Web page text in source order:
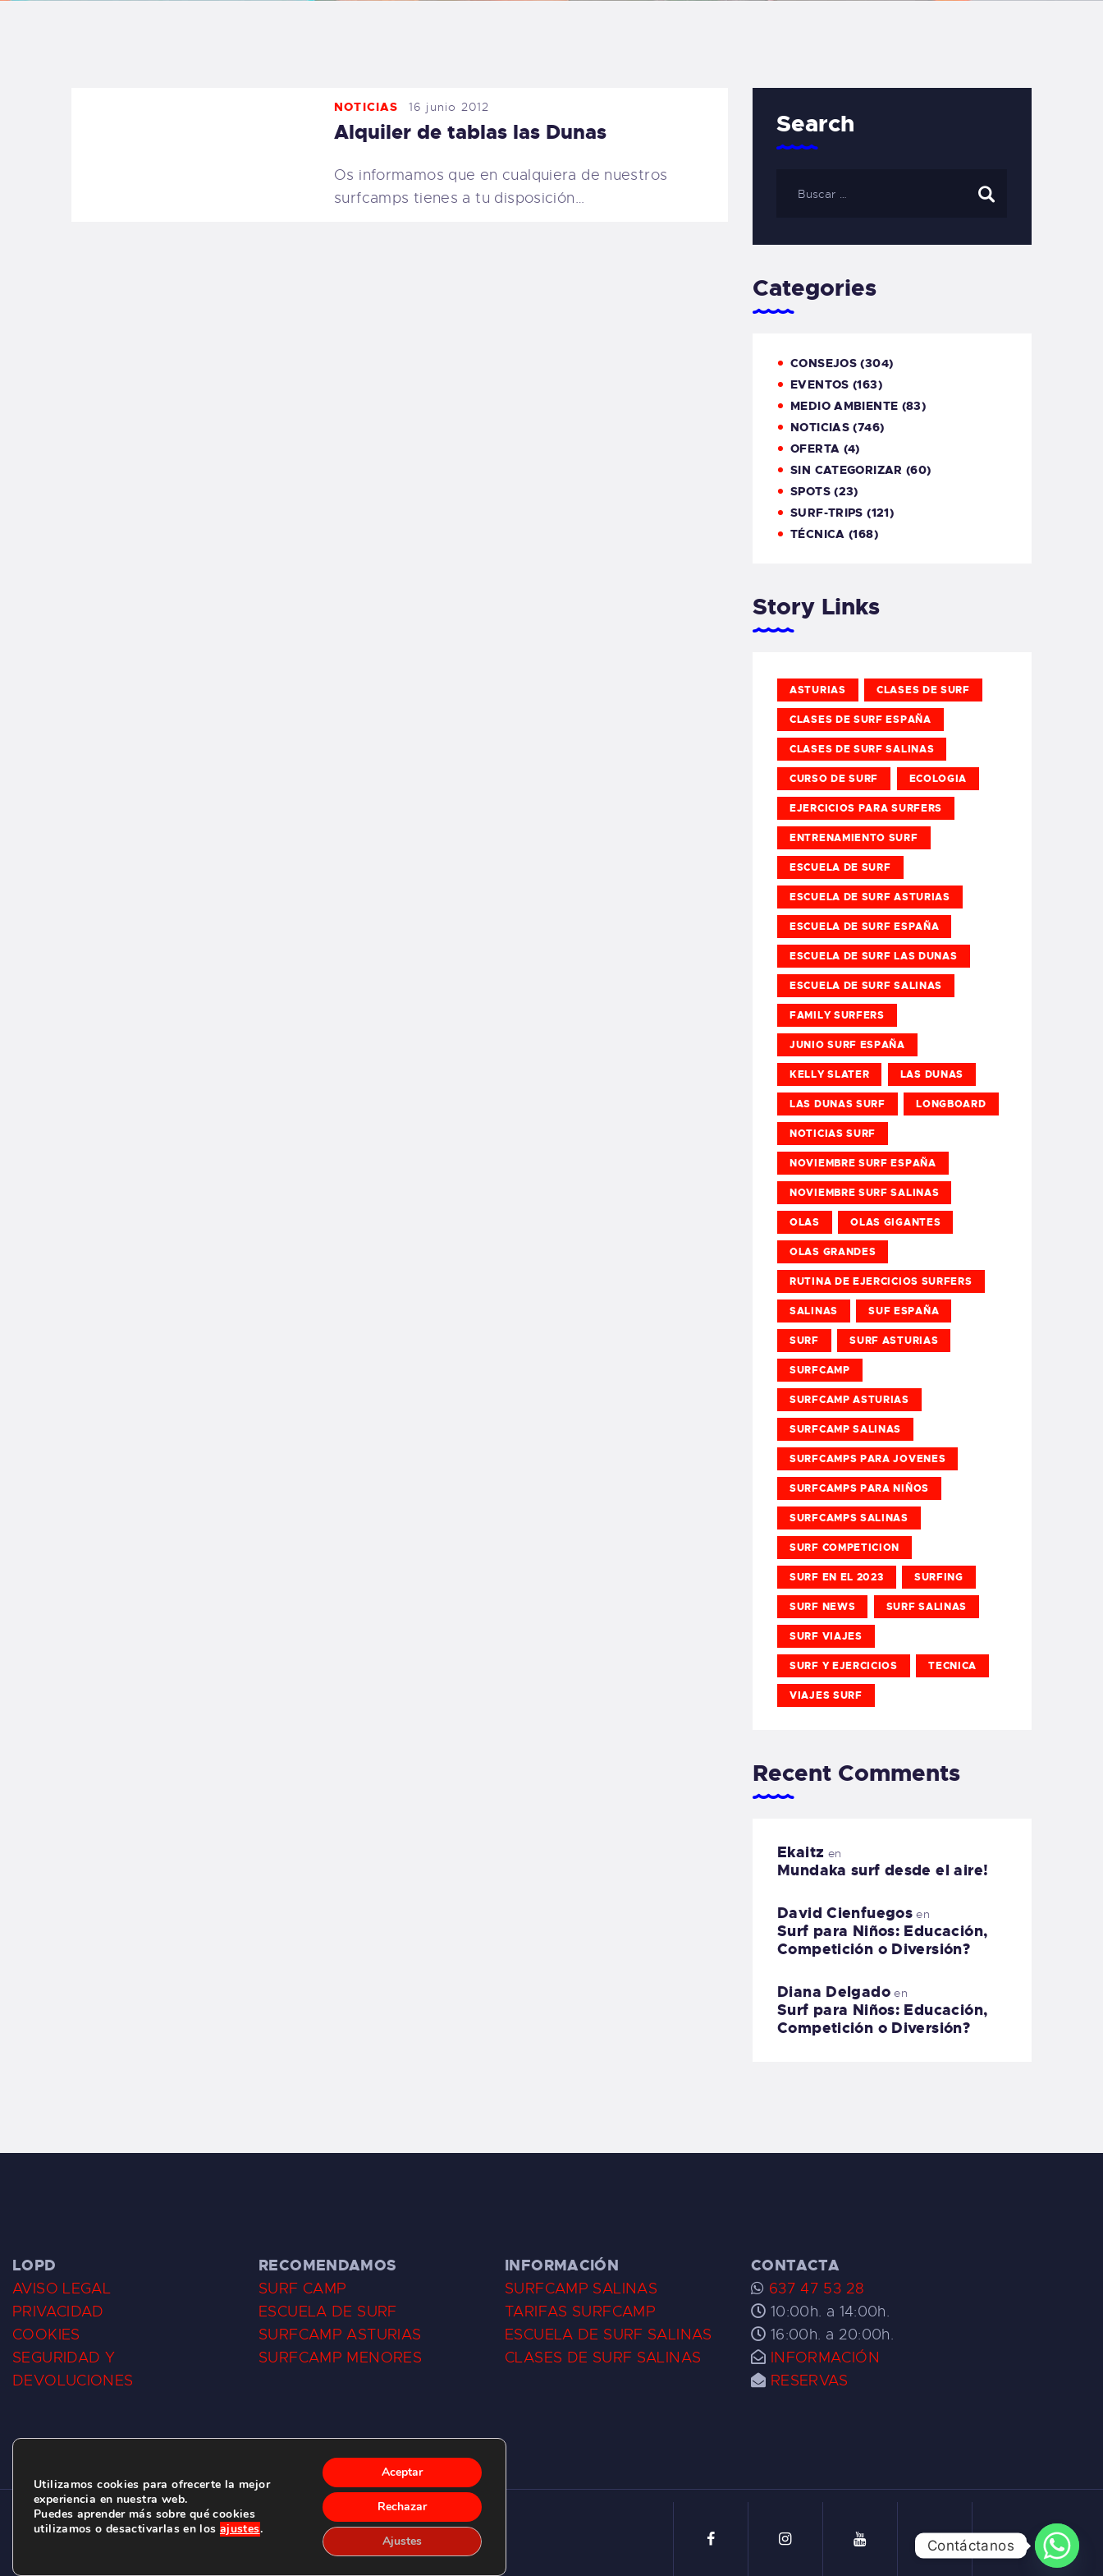
CONTACTO
CARRITO
TIENDA FAMILY
NOTICIAS 16 junio 2012
Alquiler de tablas las Dunas
Os informamos que en cualquiera de nuestros
surfcamps tienes a tu disposición…
Search
Categories
CONSEJOS (304)
EVENTOS (163)
MEDIO AMBIENTE (83)
NOTICIAS (746)
OFERTA (4)
SIN CATEGORIZAR (60)
SPOTS(23)
SURF-TRIPS (121)
TÉCNICA (168)
Story Links
ASTURIAS CLASES DE SURF
CLASES DE SURF ESPAÑA
CLASES DE SURF SALINAS
CURSO DE SURF ECOLOGIA
EJERCICIOS PARA SURFERS
ENTRENAMIENTO SURF
ESCUELA DE SURF
ESCUELA DE SURF ASTURIAS
ESCUELA DE SURF ESPAÑA
ESCUELA DE SURF LAS DUNAS
ESCUELA DE SURF SALINAS
FAMILY SURFERS
JUNIO SURF ESPAÑA
KELLY SLATER LAS DUNAS
LAS DUNAS SURF LONGBOARD
NOTICIAS SURF
NOVIEMBRE SURF ESPAÑA
NOVIEMBRE SURF SALINAS
OLAS OLAS GIGANTES
OLAS GRANDES
RUTINA DE EJERCICIOS SURFERS
SALINAS SUF ESPAÑA
SURF SURF ASTURIAS
SURFCAMP
SURFCAMP ASTURIAS
SURFCAMP SALINAS
SURFCAMPS PARA JOVENES
SURFCAMPS PARA NIÑOS
SURFCAMPS SALINAS
SURF COMPETICION
SURF EN EL 2023 SURFING
SURF NEWS SURF SALINAS
SURF VIAJES
SURF Y EJERCICIOS TECNICA
VIAJES SURF
Recent Comments
Ekaitz en
Mundaka surf desde el aire!
David Cienfuegos en
Surf para Niños: Educación,
Competición o Diversión?
Diana Delgadoen
Surf para Niños: Educación,
Competición o Diversión?
LOPD
AVISO LEGAL
PRIVACIDAD
COOKIES
SEGURIDAD Y
DEVOLUCIONES
RECOMENDAMOS
SURF CAMP
ESCUELA DE SURF
SURFCAMP ASTURIAS
SURFCAMP MENORES
INFORMACIÓN
SURFCAMP SALINAS
TARIFAS SURFCAMP
ESCUELA DE SURF SALINAS
CLASES DE SURF SALINAS
CONTACTA
637 47 53 28
10:00h. a 14:00h.
16:00h. a 20:00h.
INFORMACIÓN
RESERVAS
CLUB DE SURF LAS DUNAS ©2026.
C/ BERNARDO ÁLVAREZ GALAN 1, SALINAS (ASTURIAS)
Utilizamos cookies para ofrecerte la mejor
experiencia en nuestra web.
Puedes aprender más sobre qué cookies
utilizamos o desactivarlas en los ajustes.
Aceptar
Rechazar
Ajustes Contáctanos